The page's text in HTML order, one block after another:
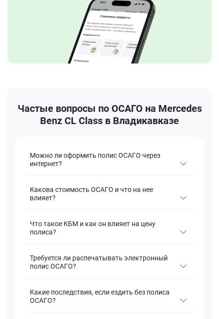
Частые вопросы по ОСАГО на Mercedes
Benz CL Class в Владикавказе
Можно ли оформить полис ОСАГО через
интернет?
Какова стоимость ОСАГО и что на нее
влияет?
Что такое КБМ и как он влияет на цену
полиса?
Требуется ли распечатывать электронный
полис ОСАГО?
Какие последствия, если ездить без полиса
ОСАГО?